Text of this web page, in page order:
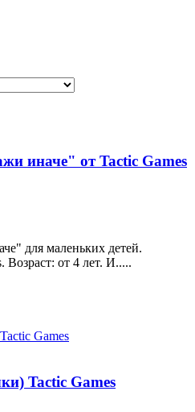
иначе" от Tactic Games
для маленьких детей.
Возраст: от 4 лет. И.....
Tactic Games